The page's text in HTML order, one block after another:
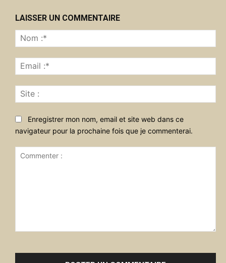
LAISSER UN COMMENTAIRE
:*
:*
:
Enregistrer mon nom, email et site web dans ce
navigateur pour la prochaine fois que je commenterai.